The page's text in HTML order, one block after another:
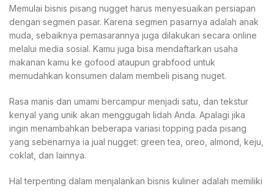
Memulai bisnis pisang nugget harus menyesuaikan persiapan
dengan segmen pasar. Karena segmen pasarnya adalah anak
muda, sebaiknya pemasarannya juga dilakukan secara online
melalui media sosial. Kamu juga bisa mendaftarkan usaha
makanan kamu ke gofood ataupun grabfood untuk
memudahkan konsumen dalam membeli pisang nuget.
Rasa manis dan umami bercampur menjadi satu, dan tekstur
kenyal yang unik akan menggugah lidah Anda. Apalagi jika
ingin menambahkan beberapa variasi topping pada pisang
yang sebenarnya ia jual nugget: green tea, oreo, almond, keju,
coklat, dan lainnya.
Hal terpenting dalam menjalankan bisnis kuliner adalah memiliki